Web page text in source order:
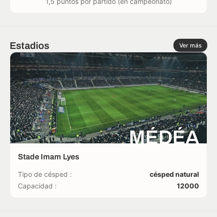
Estadios Ver más
MÉDÉA
Stade Imam Lyes
Tipo de césped :
césped natural
Capacidad :
12000